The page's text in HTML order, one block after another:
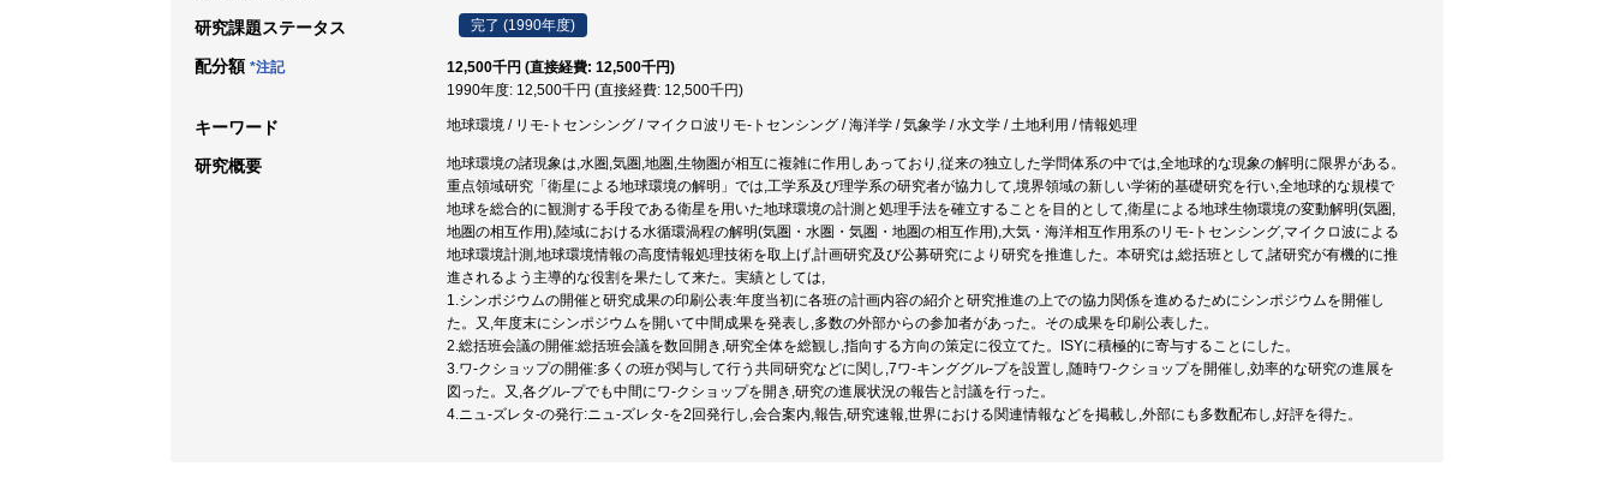
研究課題ステータス 完了 (1990年度)
配分額 *注記
12,500千円 (直接経費: 12,500千円)
1990年度: 12,500千円 (直接経費: 12,500千円)
キーワード 地球環境 / リモ-トセンシング / マイクロ波リモ-トセンシング / 海洋学 / 気象学 / 水文学 / 土地利用 / 情報処理
研究概要
地球環境の諸現象は,水圏,気圏,地圏,生物圏が相互に複雑に作用しあっており,従来の独立した学問体系の中では,全地球的な現象の解明に限界がある。
重点領域研究「衛星による地球環境の解明」では,工学系及び理学系の研究者が協力して,境界領域の新しい学術的基礎研究を行い,全地球的な規模で
地球を総合的に観測する手段である衛星を用いた地球環境の計測と処理手法を確立することを目的として,衛星による地球生物環境の変動解明(気圏,
地圏の相互作用),陸域における水循環渦程の解明(気圏・水圏・気圏・地圏の相互作用),大気・海洋相互作用系のリモ-トセンシング,マイクロ波による
地球環境計測,地球環境情報の高度情報処理技術を取上げ,計画研究及び公募研究により研究を推進した。本研究は,総括班として,諸研究が有機的に推
進されるよう主導的な役割を果たして来た。実績としては,
1.シンポジウムの開催と研究成果の印刷公表:年度当初に各班の計画内容の紹介と研究推進の上での協力関係を進めるためにシンポジウムを開催し
た。又,年度末にシンポジウムを開いて中間成果を発表し,多数の外部からの参加者があった。その成果を印刷公表した。
2.総括班会議の開催:総括班会議を数回開き,研究全体を総観し,指向する方向の策定に役立てた。ISYに積極的に寄与することにした。
3.ワ-クショップの開催:多くの班が関与して行う共同研究などに関し,7ワ-キンググル-プを設置し,随時ワ-クショップを開催し,効率的な研究の進展を
図った。又,各グル-プでも中間にワ-クショップを開き,研究の進展状況の報告と討議を行った。
4.ニュ-ズレタ-の発行:ニュ-ズレタ-を2回発行し,会合案内,報告,研究速報,世界における関連情報などを掲載し,外部にも多数配布し,好評を得た。